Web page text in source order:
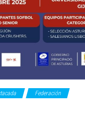
Federación